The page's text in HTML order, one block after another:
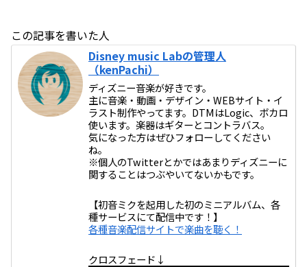
この記事を書いた人
Disney music Labの管理人
（kenPachi）
ディズニー音楽が好きです。
主に音楽・動画・デザイン・WEBサイト・イ
ラスト制作やってます。DTMはLogic、ボカロ
使います。楽器はギターとコントラバス。
気になった方はぜひフォローしてください
ね。
※個人のTwitterとかではあまりディズニーに
関することはつぶやいてないかもです。
【初音ミクを起用した初のミニアルバム、各
種サービスにて配信中です！】
各種音楽配信サイトで楽曲を聴く！
クロスフェード↓